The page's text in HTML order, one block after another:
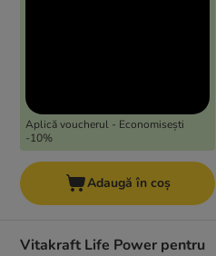
Aplică voucherul - Economisești
-10%
Adaugă în coș
Vitakraft Life Power pentru